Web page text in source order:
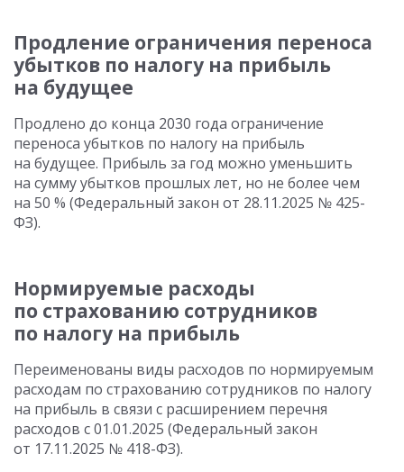
Продление ограничения переноса
убытков по налогу на прибыль
на будущее
Продлено до конца 2030 года ограничение
переноса убытков по налогу на прибыль
на будущее. Прибыль за год можно уменьшить
на сумму убытков прошлых лет, но не более чем
на 50 % (Федеральный закон от 28.11.2025 № 425-
ФЗ).
Нормируемые расходы
по страхованию сотрудников
по налогу на прибыль
Переименованы виды расходов по нормируемым
расходам по страхованию сотрудников по налогу
на прибыль в связи с расширением перечня
расходов с 01.01.2025 (Федеральный закон
от 17.11.2025 № 418-ФЗ).